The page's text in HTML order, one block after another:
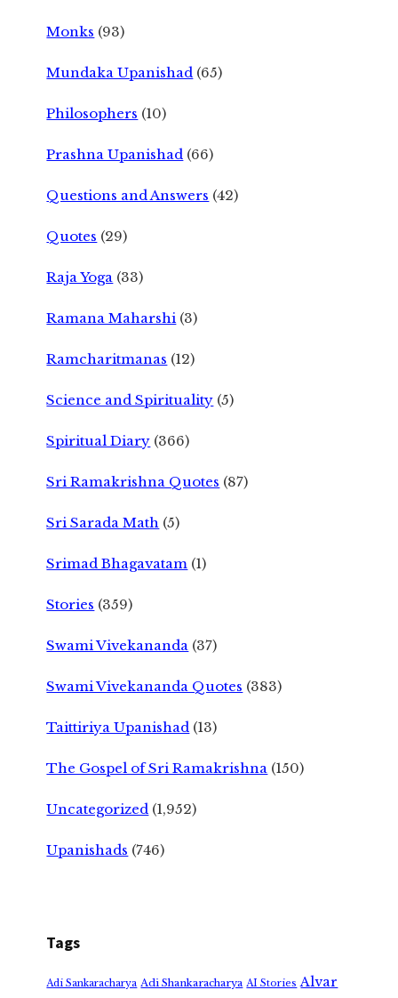
Monks (93)
Mundaka Upanishad (65)
Philosophers (10)
Prashna Upanishad (66)
Questions and Answers (42)
Quotes (29)
Raja Yoga (33)
Ramana Maharshi (3)
Ramcharitmanas (12)
Science and Spirituality (5)
Spiritual Diary (366)
Sri Ramakrishna Quotes (87)
Sri Sarada Math (5)
Srimad Bhagavatam (1)
Stories (359)
Swami Vivekananda (37)
Swami Vivekananda Quotes (383)
Taittiriya Upanishad (13)
The Gospel of Sri Ramakrishna (150)
Uncategorized (1,952)
Upanishads (746)
Tags
Adi Sankaracharya Adi Shankaracharya AI Stories Alvar